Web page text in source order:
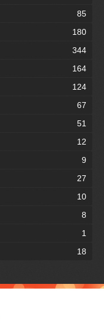
85
180
344
164
124
67
51
12
9
27
10
8
1
18